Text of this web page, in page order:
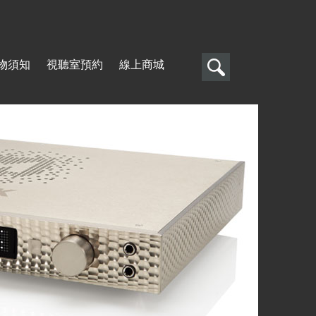
須知 視聽室預約 線上商城
搜
表
單
搜
尋